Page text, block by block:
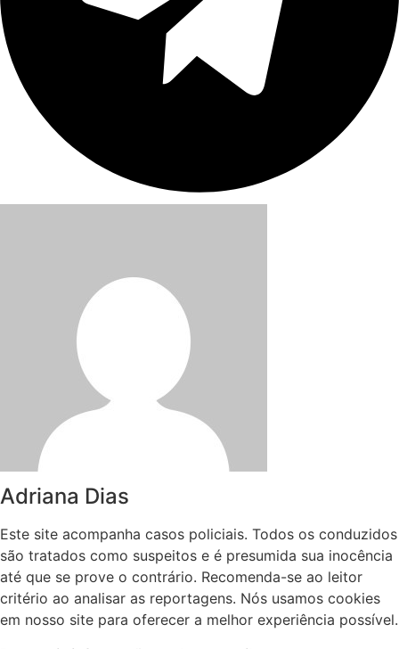
Adriana Dias
Este site acompanha casos policiais. Todos os conduzidos
são tratados como suspeitos e é presumida sua inocência
até que se prove o contrário. Recomenda-se ao leitor
critério ao analisar as reportagens. Nós usamos cookies
em nosso site para oferecer a melhor experiência possível.